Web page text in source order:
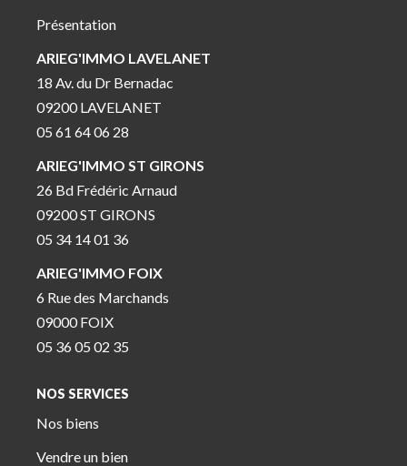
Présentation
ARIEG'IMMO LAVELANET
18 Av. du Dr Bernadac
09200 LAVELANET
05 61 64 06 28
ARIEG'IMMO ST GIRONS
26 Bd Frédéric Arnaud
09200 ST GIRONS
05 34 14 01 36
ARIEG'IMMO FOIX
6 Rue des Marchands
09000 FOIX
05 36 05 02 35
NOS SERVICES
Nos biens
Vendre un bien